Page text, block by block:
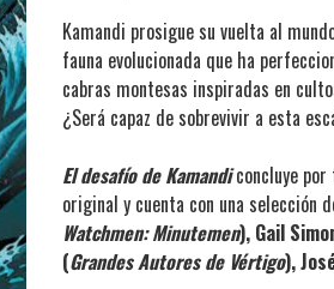
Kamandi prosigue su vuelta al
fauna evolucionada que ha
cabras montesas inspiradas en
¿Será capaz de sobrevivir a esta
El desafío de Kamandiconcluye
original y cuenta con una selección
Watchmen: Minutemen), Gail
(Grandes Autores de Vértigo),